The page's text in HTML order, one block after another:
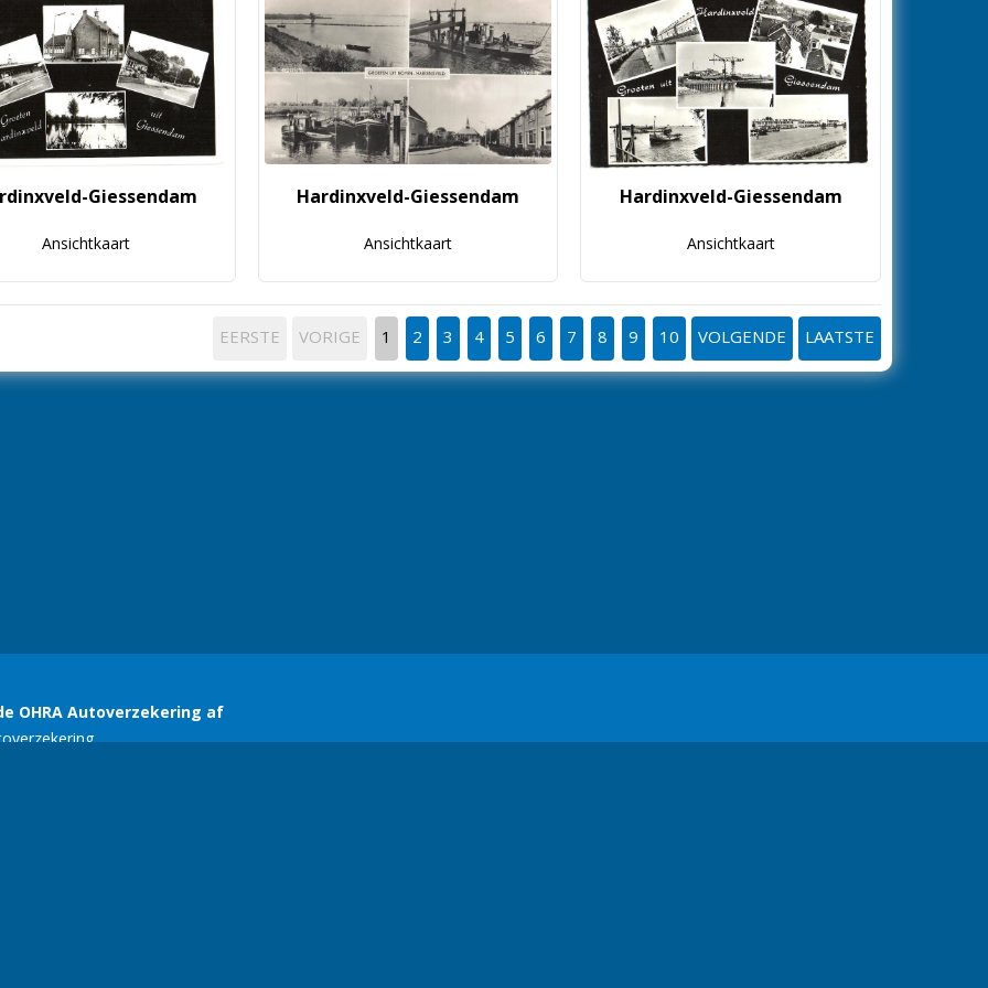
Giessendam
Ansichtkaart
Hardinxveld-Giessendam
Ansichtkaart
Hardinxveld-Giessendam
Ansichtkaart
EERSTE VORIGE 1 2 3 4 5 6 7 8 9 10 VOLGENDE LAATSTE